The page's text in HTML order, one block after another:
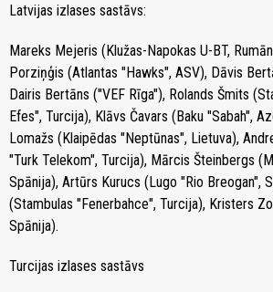
Latvijas izlases sastāvs:
Mareks Mejeris (Klužas-Napokas U-BT,
Porziņģis (Atlantas "Hawks", ASV), Dāvis
Dairis Bertāns ("VEF Rīga"), Rolands Šmits
Efes", Turcija), Klāvs Čavars (Baku "Sabah",
Lomažs (Klaipēdas "Neptūnas", Lietuva),
"Turk Telekom", Turcija), Mārcis Šteinbergs
Spānija), Artūrs Kurucs (Lugo "Rio Breogan",
(Stambulas "Fenerbahce", Turcija), Kristers
Spānija).
Turcijas izlases sastāvs